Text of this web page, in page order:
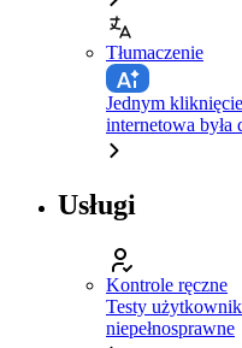
Tłumaczenie
Jednym
internetowa
Usługi
Kontrole ręczne
Testy
niepełnosprawne